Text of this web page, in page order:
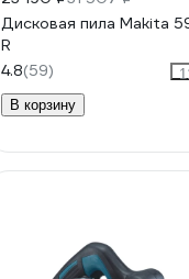
Дисковая пила Makita
R
4.8(59)
В корзину